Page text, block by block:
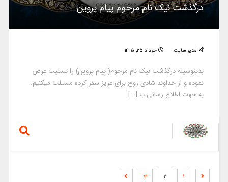
درگذشت نیک نام مرحوم پیام پروین
مدیر سایت خرداد ۲۵, ۱۴۰۵
بدینوسیله درگذشت نیک نام مرحوم( پیام پروین) را تسلیت عرض
نموده و از خداوند شادی روح برای عزیز سفر کرده مسئلت میکنیم.
به جهت اطلاع رسانی:ب [...]
۱ ۲ ۳